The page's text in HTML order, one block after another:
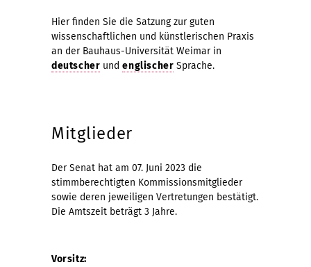
Hier finden Sie die Satzung zur guten
wissenschaftlichen und künstlerischen Praxis
an der Bauhaus-Universität Weimar in
deutscher undenglischer Sprache.
Mitglieder
Der Senat hat am 07. Juni 2023 die
stimmberechtigten Kommissionsmitglieder
sowie deren jeweiligen Vertretungen bestätigt.
Die Amtszeit beträgt 3 Jahre.
Vorsitz: